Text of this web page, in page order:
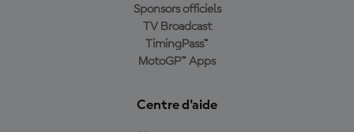
Sponsors officiels
TV Broadcast
TimingPass™
MotoGP™ Apps
Centre d'aide